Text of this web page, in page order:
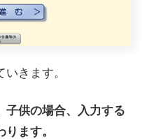
きます。
子供の場合、入力する
ます。